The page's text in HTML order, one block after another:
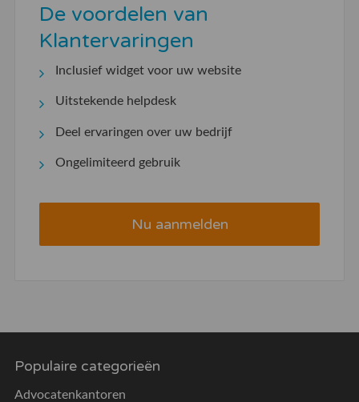
De voordelen van
Klantervaringen
Inclusief widget voor uw website
Uitstekende helpdesk
Deel ervaringen over uw bedrijf
Ongelimiteerd gebruik
Nu aanmelden
Populaire categorieën
Advocatenkantoren